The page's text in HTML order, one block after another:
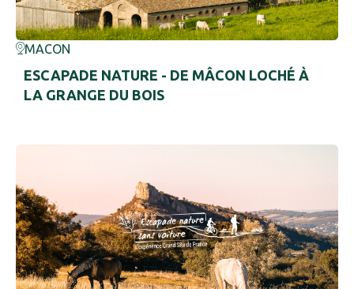
MACON
ESCAPADE NATURE - DE MÂCON LOCHÉ À
LA GRANGE DU BOIS